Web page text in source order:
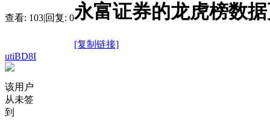
查看: 103|回复: 0永富证券的龙虎榜数
[复制链接]
utiBD8I
该用户
从未签
到